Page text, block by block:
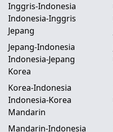
Inggris-Indonesia
Indonesia-Inggris
Jepang
Jepang-Indonesia
Indonesia-Jepang
Korea
Korea-Indonesia
Indonesia-Korea
Mandarin
Mandarin-Indonesia